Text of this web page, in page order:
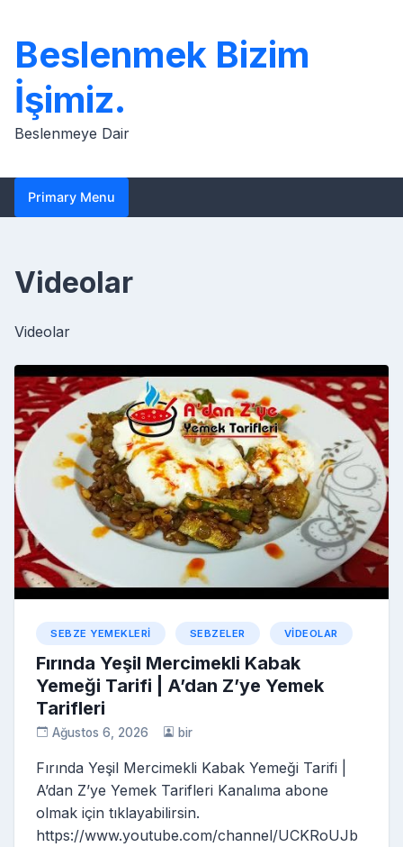
content
Beslenmek Bizim
İşimiz.
Beslenmeye Dair
Primary Menu
Videolar
Videolar
SEBZE YEMEKLERI SEBZELER VIDEOLAR
Fırında Yeşil Mercimekli Kabak
Yemeği Tarifi | A’dan Z’ye Yemek
Tarifleri
Ağustos 6, 2026 bir
Fırında Yeşil Mercimekli Kabak Yemeği Tarifi |
A’dan Z’ye Yemek Tarifleri Kanalıma abone
olmak için tıklayabilirsin.
https://www.youtube.com/channel/UCKRoUJb